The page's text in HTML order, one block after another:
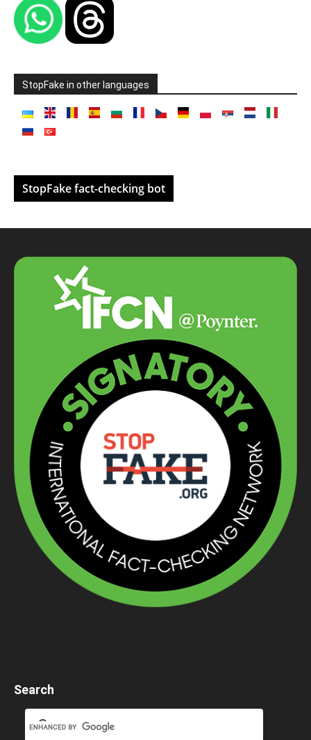
StopFake in other languages
StopFake fact-checking bot
Search